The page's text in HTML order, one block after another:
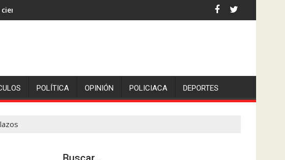
de ingenió San Pedro en Lerdo de Tejada, Veracruz.
POLÍTICA OPINIÓN POLICIACA DEPORTES